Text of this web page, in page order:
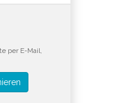
per E-Mail,